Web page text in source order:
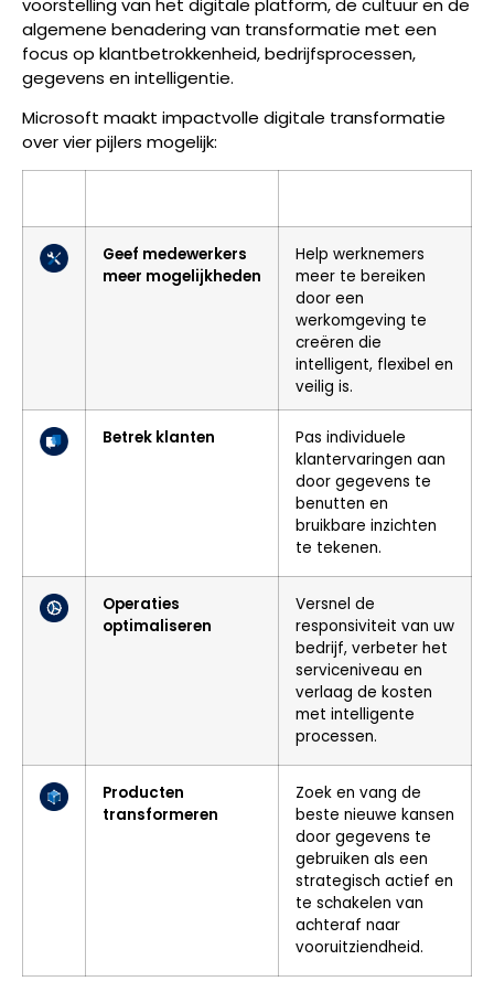
algemene benadering van transformatie met een
focus op klantbetrokkenheid, bedrijfsprocessen,
gegevens en intelligentie.
Microsoft maakt impactvolle digitale transformatie
over vier pijlers mogelijk:
Geef medewerkers
meer mogelijkheden
Help werknemers
meer te bereiken
door een
werkomgeving te
creëren die
intelligent, flexibel en
veilig is.
Betrek klanten
Pas individuele
klantervaringen aan
door gegevens te
benutten en
bruikbare inzichten
te tekenen.
Operaties
optimaliseren
Versnel de
responsiviteit van uw
bedrijf, verbeter het
serviceniveau en
verlaag de kosten
met intelligente
processen.
Producten
transformeren
Zoek en vang de
beste nieuwe kansen
door gegevens te
gebruiken als een
strategisch actief en
te schakelen van
achteraf naar
vooruitziendheid.